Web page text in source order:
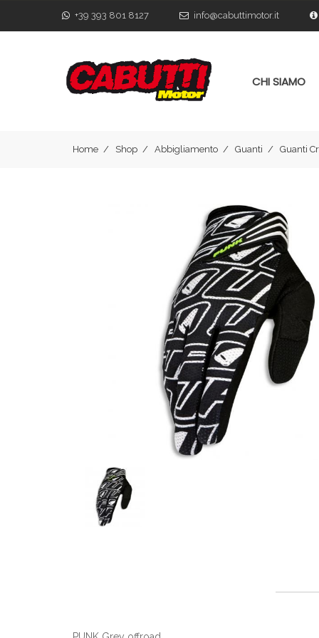
+39 393 801 8127 info@cabuttimotor.it
CHI SIAMO
Home Shop Abbigliamento Guanti Guanti